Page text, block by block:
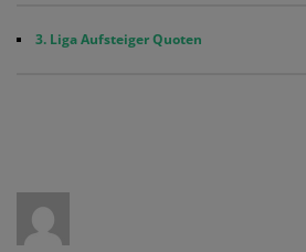
3. Liga Aufsteiger Quoten